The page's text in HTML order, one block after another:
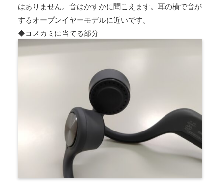
はありません。音はかすかに聞こえます。耳の横で音が
するオープンイヤーモデルに近いです。
◆コメカミに当てる部分